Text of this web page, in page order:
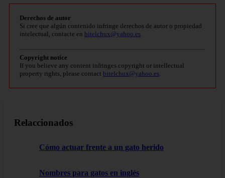
Derechos de autor
Si cree que algún contenido infringe derechos de autor o propiedad
intelectual, contacte en bitelchux@yahoo.es
Copyright notice
If you believe any content infringes copyright or intellectual
property rights, please contact bitelchux@yahoo.es
Relaccionados
Cómo actuar frente a un gato herido
Nombres para gatos en inglés